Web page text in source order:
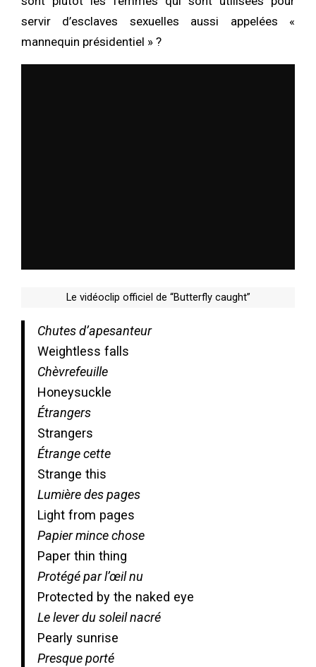
servir d’esclaves sexuelles aussi appelées «
mannequin présidentiel » ?
Le vidéoclip officiel de “Butterfly caught”
Chutes d’apesanteur
Weightless falls
Chèvrefeuille
Honeysuckle
Étrangers
Strangers
Étrange cette
Strange this
Lumière des pages
Light from pages
Papier mince chose
Paper thin thing
Protégé par l’œil nu
Protected by the naked eye
Le lever du soleil nacré
Pearly sunrise
Presque porté